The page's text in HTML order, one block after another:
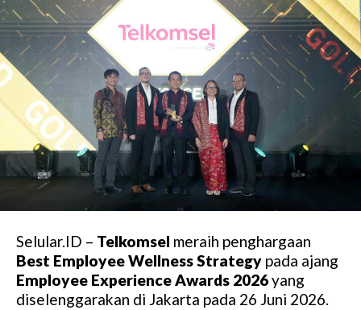
Selular.ID – Telkomsel meraih penghargaan
Best Employee Wellness Strategy pada ajang
Employee Experience Awards 2026yang
diselenggarakan di Jakarta pada 26 Juni 2026.